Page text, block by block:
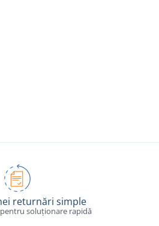
returnări simple
soluționare rapidă